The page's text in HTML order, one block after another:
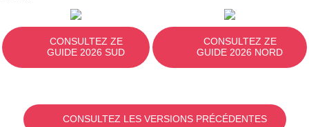
CONSULTEZ ZE
GUIDE 2026 SUD
CONSULTEZ ZE
GUIDE 2026 NORD
CONSULTEZ LES VERSIONS PRÉCÉDENTES